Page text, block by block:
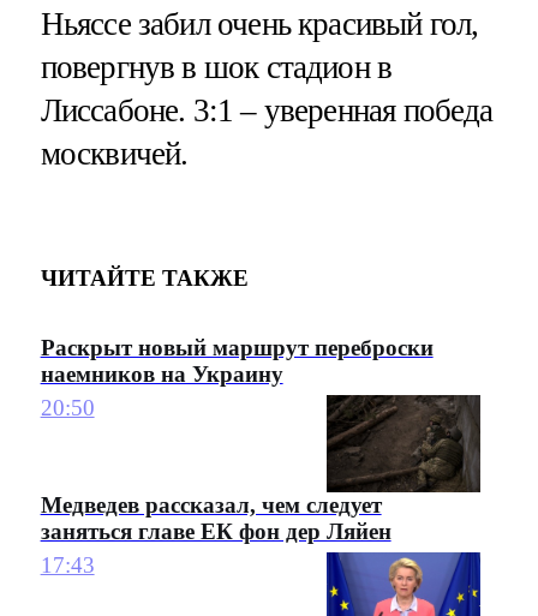
Ньяссе забил очень красивый гол,
повергнув в шок стадион в
Лиссабоне. 3:1 – уверенная победа
москвичей.
ЧИТАЙТЕ ТАКЖЕ
Раскрыт новый маршрут переброски
наемников на Украину
20:50
Медведев рассказал, чем следует
заняться главе ЕК фон дер Ляйен
17:43